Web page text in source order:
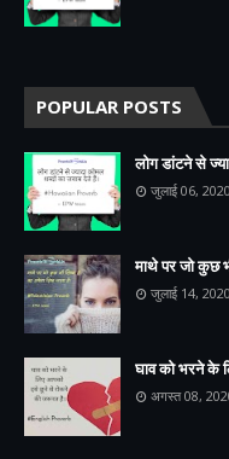
POPULAR POSTS
लोग डांटने से
जुलाई 06, 2020
माथे पर जो कुछ
जुलाई 14, 2020
घाव को भरने के
अगस्त 08,